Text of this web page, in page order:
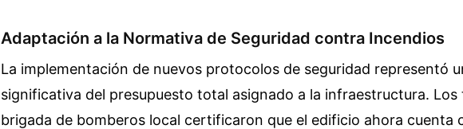
Adaptación a la Normativa de Seguridad contra Incendios
La implementación de nuevos protocolos de seguridad representó
significativa del presupuesto total asignado a la infraestructura. Los
brigada de bomberos local certificaron que el edificio ahora cuenta